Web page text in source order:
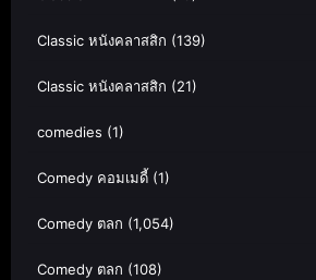
Classic หนังคลาสสิก (139)
Classic หนังคลาสสิก (21)
comedies (1)
Comedy คอมเมดี้ (1)
Comedy ตลก (1,054)
Comedy ตลก (108)